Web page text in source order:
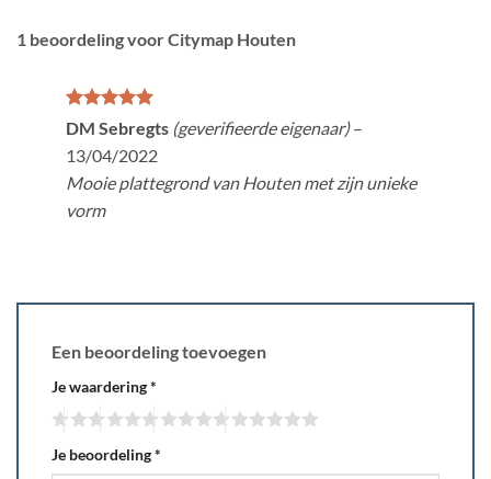
1 beoordeling voorCitymap Houten
Gewaardeerd
5uit 5
DM Sebregts (geverifieerde eigenaar) –
13/04/2022
Mooie plattegrond van Houten met zijn unieke
vorm
Een beoordeling toevoegen
Je waardering*
Je beoordeling*